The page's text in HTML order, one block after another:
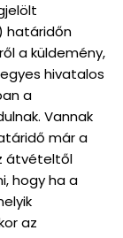
határidőn
a küldemény,
hivatalos
a
Vannak
már a
átvételtől
hogy ha a
az